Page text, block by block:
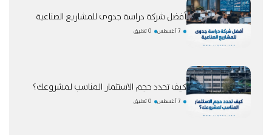
أفضل شركة دراسة جدوى للمشاريع الصناعية
7 أغسطس 0 تعليق
كيف تحدد حجم الاستثمار المناسب لمشروعك؟
7 أغسطس 0 تعليق